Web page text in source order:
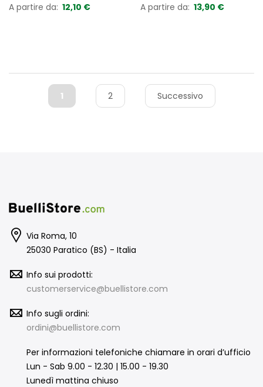
A partire da 12,10 €
A partire da 13,90 €
1 2 Successivo
Via Roma, 10
25030 Paratico (BS) - Italia
Info sui prodotti:
customerservice@buellistore.com
Info sugli ordini:
ordini@buellistore.com
Per informazioni telefoniche chiamare in orari d’ufficio
Lun - Sab 9.00 - 12.30 | 15.00 - 19.30
Lunedì mattina chiuso